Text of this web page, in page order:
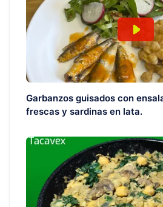
Garbanzos guisados con
frescas y sardinas en lata.